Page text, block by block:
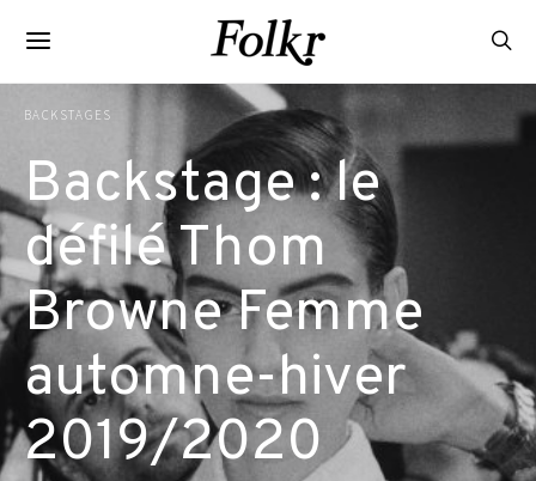
BACKSTAGES
Backstage : le
défilé Thom
Browne Femme
automne-hiver
2019/2020